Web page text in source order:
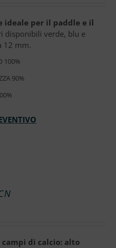
ideale per il paddle e il
disponibili verde, blu e
12 mm.
100%
90%
di calcio: alto